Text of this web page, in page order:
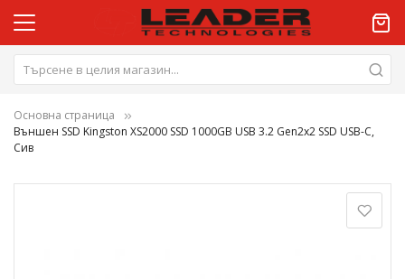
Основна страница
Външен SSD Kingston XS2000 SSD 1000GB USB 3.2 Gen2x2 SSD USB-C,
Сив